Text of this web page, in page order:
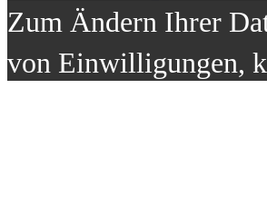
Zum Ändern Ihrer
von Einwilligungen,